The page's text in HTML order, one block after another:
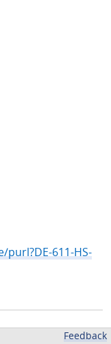
611-HS-
Feedback